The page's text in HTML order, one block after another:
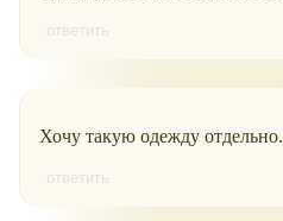
ответить
Хочу такую одежду отдельно.
ответить